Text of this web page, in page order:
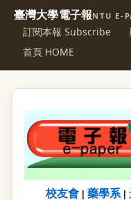
臺灣大學電子報NTU E-
訂閱本報 Subscribe
首頁 HOME
校友會 藥學系|